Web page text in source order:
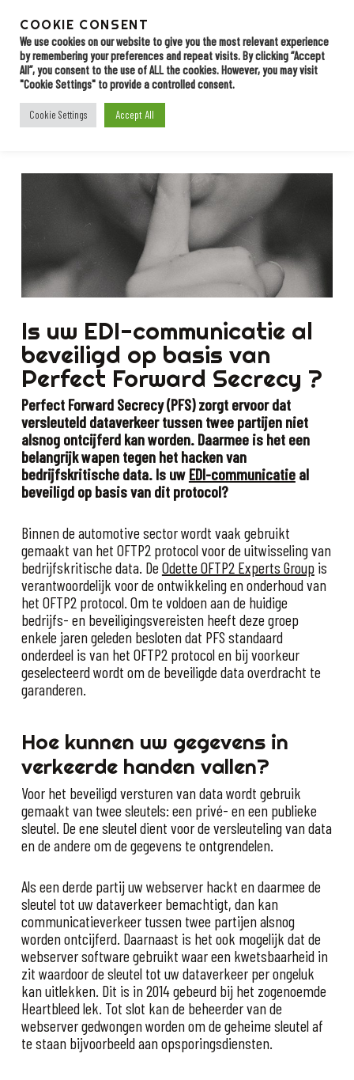
main
content
Menu
BLOG
Perfect Forward Secrecy
Is uw EDI-communicatie al
beveiligd op basis van
Perfect Forward Secrecy ?
Perfect Forward Secrecy (PFS) zorgt ervoor dat
versleuteld dataverkeer tussen twee partijen niet
alsnog ontcijferd kan worden. Daarmee is het een
belangrijk wapen tegen het hacken van
bedrijfskritische data. Is uw EDI-communicatieal
beveiligd op basis van dit protocol?
Binnen de automotive sector wordt vaak gebruikt
gemaakt van het OFTP2 protocol voor de uitwisseling van
bedrijfskritische data. DeOdette OFTP2 Experts Groupis
verantwoordelijk voor de ontwikkeling en onderhoud van
het OFTP2 protocol. Om te voldoen aan de huidige
bedrijfs- en beveiligingsvereisten heeft deze groep
enkele jaren geleden besloten dat PFS standaard
onderdeel is van het OFTP2 protocol en bij voorkeur
geselecteerd wordt om de beveiligde data overdracht te
garanderen.
Hoe kunnen uw gegevens in
verkeerde handen vallen?
Voor het beveiligd versturen van data wordt gebruik
gemaakt van twee sleutels: een privé- en een publieke
sleutel. De ene sleutel dient voor de versleuteling van data
en de andere om de gegevens te ontgrendelen.
Als een derde partij uw webserver hackt en daarmee de
sleutel tot uw dataverkeer bemachtigt, dan kan
communicatieverkeer tussen twee partijen alsnog
worden ontcijferd. Daarnaast is het ook mogelijk dat de
webserver software gebruikt waar een kwetsbaarheid in
zit waardoor de sleutel tot uw dataverkeer per ongeluk
kan uitlekken. Dit is in 2014 gebeurd bij het zogenoemde
Heartbleed lek. Tot slot kan de beheerder van de
webserver gedwongen worden om de geheime sleutel af
te staan bijvoorbeeld aan opsporingsdiensten.
COOKIE CONSENT
We use cookies on our website to give you the most relevant experience
by remembering your preferences and repeat visits. By clicking “Accept
All”, you consent to the use of ALL the cookies. However, you may visit
"Cookie Settings" to provide a controlled consent.
Cookie Settings Accept All